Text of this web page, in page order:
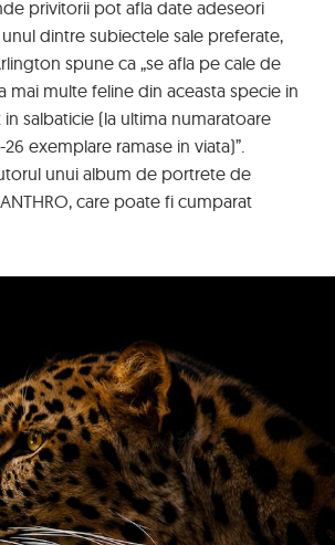
privitorii pot afla date adeseori
dintre subiectele sale preferate,
spune ca „se afla pe cale de
mai multe feline din aceasta specie in
salbaticie (la ultima numaratoare
exemplare ramase in viata)”.
unui album de portrete de
care poate fi cumparat